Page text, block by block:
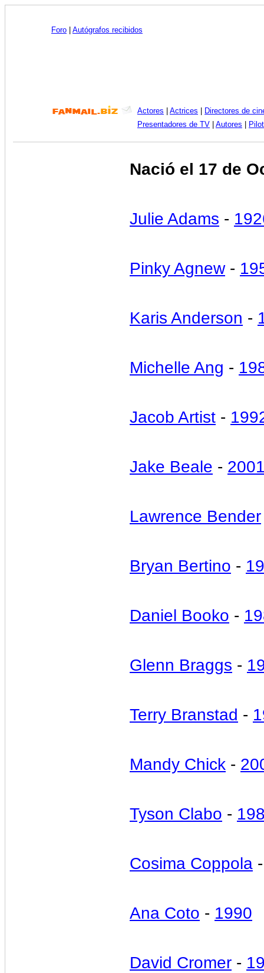
Foro Autógrafos recibidos
Actores Actrices
Directores de
Presentadores de TV
Autores
Nació el 17 de
Julie Adams -
Pinky Agnew-
Karis Anderson -
Michelle Ang -
Jacob Artist -
Jake Beale -
Lawrence Bender
Bryan Bertino -
Daniel Booko -
Glenn Braggs -
Terry Branstad -
Mandy Chick -
Tyson Clabo -
Cosima Coppola
Ana Coto - 1990
David Cromer -